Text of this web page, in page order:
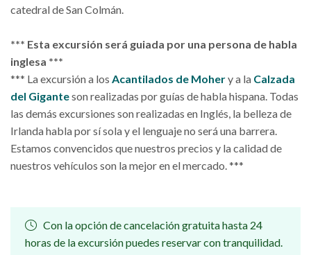
catedral de San Colmán.
*** Esta excursión será guiada por una persona de habla
inglesa ***
*** La excursión a los Acantilados de Mohery a la Calzada
del Giganteson realizadas por guías de habla hispana. Todas
las demás excursiones son realizadas en Inglés, la belleza de
Irlanda habla por sí sola y el lenguaje no será una barrera.
Estamos convencidos que nuestros precios y la calidad de
nuestros vehículos son la mejor en el mercado. ***
Con la opción de cancelación gratuita hasta 24
horas de la excursión puedes reservar con tranquilidad.